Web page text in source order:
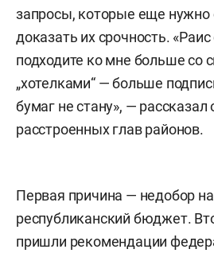
запросы, которые еще нужно
доказать их срочность.
подходите ко мне больше со
„хотелками“ — больше
бумаг не стану», — рассказал
расстроенных глав районов.
Первая причина — недобор
республиканский бюджет.
пришли рекомендации